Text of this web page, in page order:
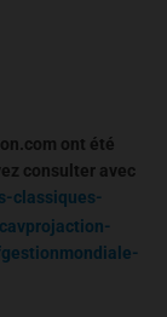
ont été
consulter avec
classiques-